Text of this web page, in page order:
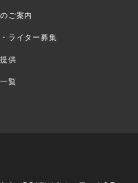
ご案内
ライター募集
供
覧